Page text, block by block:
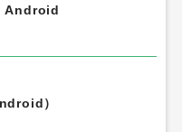
Android
）